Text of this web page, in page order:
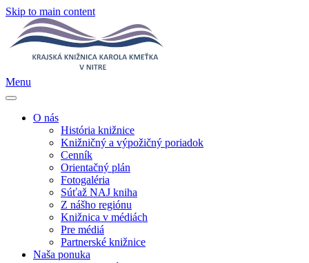
Skip to main content
Menu
O nás
História knižnice
Knižničný a výpožičný poriadok
Cenník
Orientačný plán
Fotogaléria
Súťaž NAJ kniha
Z nášho regiónu
Knižnica v médiách
Pre médiá
Partnerské knižnice
Naša ponuka